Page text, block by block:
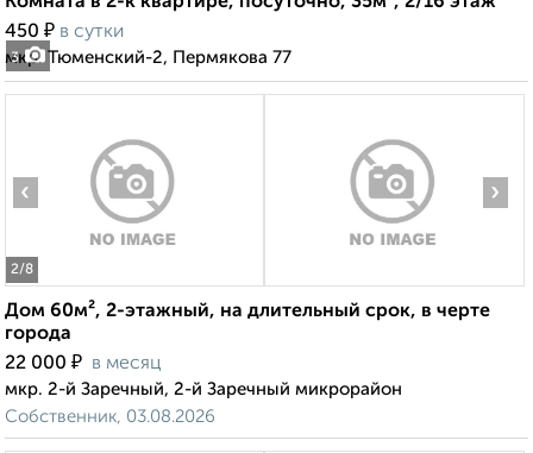
3
450 ₽ в сутки
мкр. Тюменский-2, Пермякова 77
2/8
‹ ›
Дом 60м², 2-этажный, на длительный срок, в черте
города
22 000 ₽ в месяц
мкр. 2-й Заречный, 2-й Заречный микрорайон
Собственник, 03.08.2026